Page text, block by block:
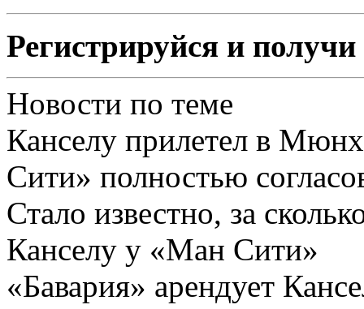
Регистрируйся и
Новости по теме
Канселу прилетел в
Сити» полностью
Стало известно, за
Канселу у «Ман Сити»
«Бавария» арендует